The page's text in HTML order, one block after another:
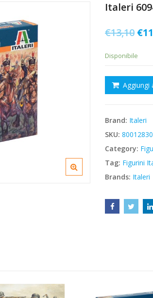
Italeri
€13,10 Il
€
Disponibile
Aggiungi
Brand: Italeri
SKU:
Category:
Tag: Figurini
Brands: Italeri